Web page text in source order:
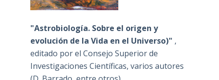
"Astrobiología. Sobre el origen y
evolución de la Vida en el Universo)" ,
editado por el Consejo Superior de
Investigaciones Científicas, varios autores